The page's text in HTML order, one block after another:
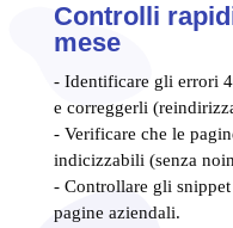
Controlli
mese
- Identificare gli errori
e correggerli
- Verificare che le
indicizzabili (senza
- Controllare gli
pagine aziendali.